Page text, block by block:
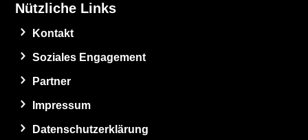
Nützliche Links
Kontakt
Soziales Engagement
Partner
Impressum
Datenschutzerklärung